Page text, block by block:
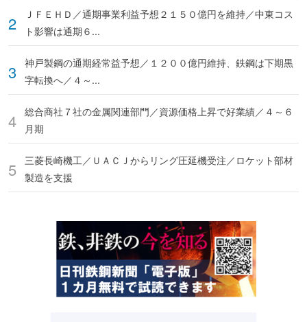
ＪＦＥＨＤ／通期事業利益予想２１５０億円を維持／中東コス
ト影響は通期６...
神戸製鋼の通期経常益予想／１２００億円維持、鉄鋼は下期黒
字転換へ／４～...
総合商社７社の金属関連部門／資源価格上昇で好業績／４～６
月期
三菱長崎機工／ＵＡＣＪからリング圧延機受注／ロケット部材
製造を支援